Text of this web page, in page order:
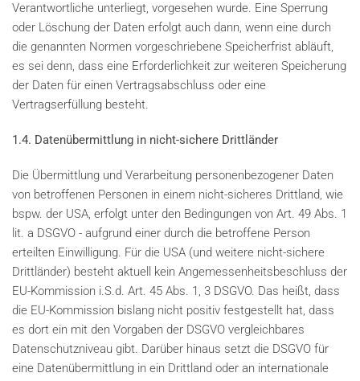
Verantwortliche unterliegt, vorgesehen wurde. Eine Sperrung
oder Löschung der Daten erfolgt auch dann, wenn eine durch
die genannten Normen vorgeschriebene Speicherfrist abläuft,
es sei denn, dass eine Erforderlichkeit zur weiteren Speicherung
der Daten für einen Vertragsabschluss oder eine
Vertragserfüllung besteht.
1.4. Datenübermittlung in nicht-sichere Drittländer
Die Übermittlung und Verarbeitung personenbezogener Daten
von betroffenen Personen in einem nicht-sicheres Drittland, wie
bspw. der USA, erfolgt unter den Bedingungen von Art. 49 Abs. 1
lit. a DSGVO - aufgrund einer durch die betroffene Person
erteilten Einwilligung. Für die USA (und weitere nicht-sichere
Drittländer) besteht aktuell kein Angemessenheitsbeschluss der
EU-Kommission i.S.d. Art. 45 Abs. 1, 3 DSGVO. Das heißt, dass
die EU-Kommission bislang nicht positiv festgestellt hat, dass
es dort ein mit den Vorgaben der DSGVO vergleichbares
Datenschutzniveau gibt. Darüber hinaus setzt die DSGVO für
eine Datenübermittlung in ein Drittland oder an internationale